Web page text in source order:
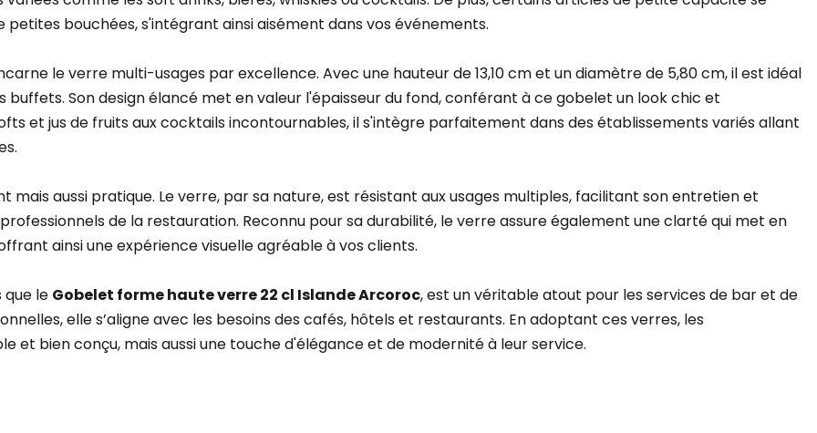
bouchées, s'intégrant ainsi aisément dans vos événements.
le verre multi-usages par excellence. Avec une hauteur de 13,10 cm et un diamètre de 5,80 cm, il est idéal
Son design élancé met en valeur l'épaisseur du fond, conférant à ce gobelet un look chic et
et jus de fruits aux cocktails incontournables, il s'intègre parfaitement dans des établissements variés allant
aussi pratique. Le verre, par sa nature, est résistant aux usages multiples, facilitant son entretien et
de la restauration. Reconnu pour sa durabilité, le verre assure également une clarté qui met en
ainsi une expérience visuelle agréable à vos clients.
que le Gobelet forme haute verre 22 cl Islande Arcoroc, est un véritable atout pour les services de bar et de
elle s’aligne avec les besoins des cafés, hôtels et restaurants. En adoptant ces verres, les
bien conçu, mais aussi une touche d'élégance et de modernité à leur service.